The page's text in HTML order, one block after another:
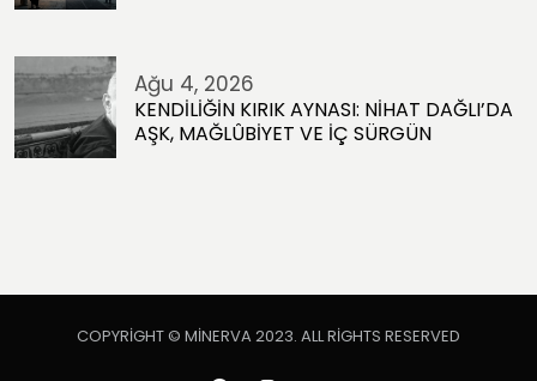
Ağu 4, 2026
KENDİLİĞİN KIRIK AYNASI: NİHAT DAĞLI’DA
AŞK, MAĞLÛBİYET VE İÇ SÜRGÜN
COPYRIGHT © MINERVA 2023. ALL RIGHTS RESERVED